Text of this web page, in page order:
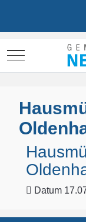
Mobile Menu
Datum